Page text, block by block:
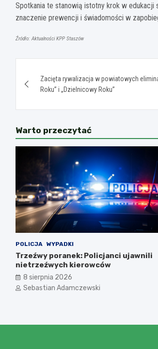
Spotkania te stanowią istotny krok w
znaczenie prewencji i świadomości w
Źródło: Aktualności KPP Staszów
wpisu
Zacięta rywalizacja w powiatowych
Roku” i „Dzielnicowy Roku”
Warto przeczytać
POLICJA WYPADKI
Trzeźwy poranek: Policjanci ujawnili
nietrzeźwych kierowców
8 sierpnia 2026
Sebastian Adamczewski